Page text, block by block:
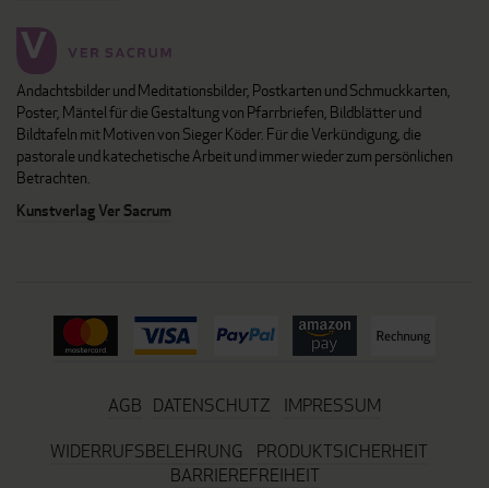
Andachtsbilder und Meditationsbilder, Postkarten und Schmuckkarten,
Poster, Mäntel für die Gestaltung von Pfarrbriefen, Bildblätter und
Bildtafeln mit Motiven von Sieger Köder. Für die Verkündigung, die
pastorale und katechetische Arbeit und immer wieder zum persönlichen
Betrachten.
Kunstverlag Ver Sacrum
AGB DATENSCHUTZ
IMPRESSUM
WIDERRUFSBELEHRUNG
PRODUKTSICHERHEIT
BARRIEREFREIHEIT